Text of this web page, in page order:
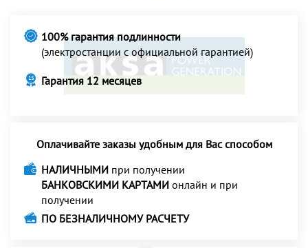
100% гарантия подлинности
(электростанции с официальной гарантией)
Гарантия 12 месяцев
Оплачивайте заказы удобным для Вас способом
НАЛИЧНЫМИ при получении
БАНКОВСКИМИ КАРТАМИ онлайн и при
получении
ПО БЕЗНАЛИЧНОМУ РАСЧЕТУ